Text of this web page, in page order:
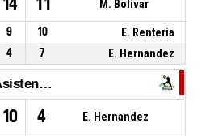
14 11 M. Bolivar
9 10
E. Renteria
4 7 E. Hernandez
Asistencias
10 4 E. Hernandez